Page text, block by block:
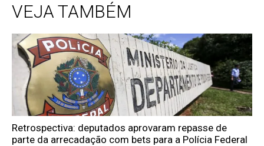
VEJA TAMBÉM
Retrospectiva: deputados aprovaram repasse de
parte da arrecadação com bets para a Polícia Federal